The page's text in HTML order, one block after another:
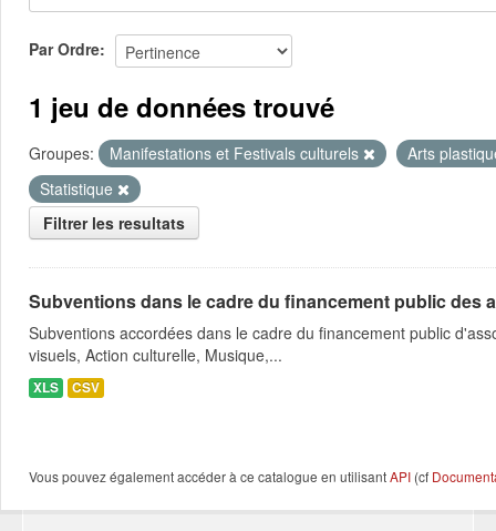
Demandes 0
À propos
Par Ordre
1 jeu de données trouvé
Groupes: Manifestations et Festivals culturels
Arts
Statistique
Filtrer les resultats
Subventions dans le cadre du financement public des
Subventions accordées dans le cadre du financement public
visuels, Action culturelle, Musique,...
XLS CSV
Vous pouvez également accéder à ce catalogue en utilisantAPI (cf